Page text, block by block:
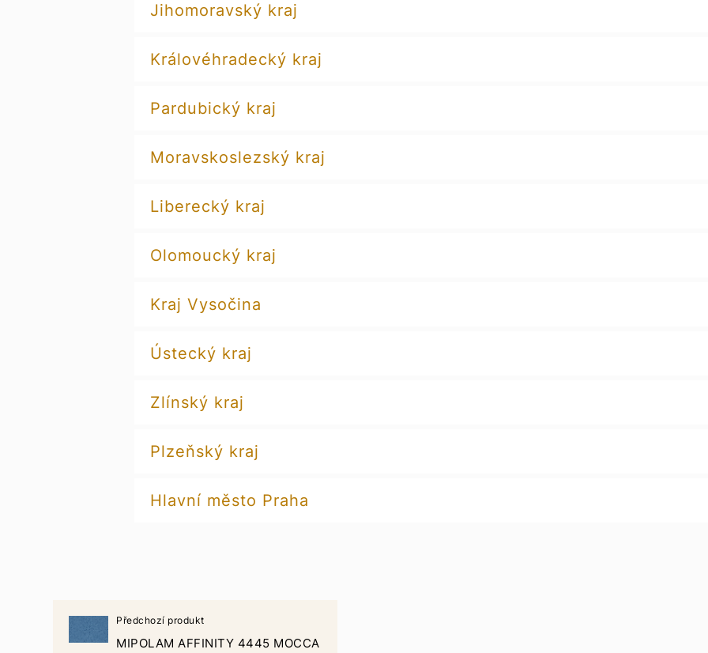
Jihomoravský kraj
Královéhradecký kraj
Pardubický kraj
Moravskoslezský kraj
Liberecký kraj
Olomoucký kraj
Kraj Vysočina
Ústecký kraj
Zlínský kraj
Plzeňský kraj
Hlavní město Praha
Předchozí produkt
MIPOLAM AFFINITY 4445 MOCCA